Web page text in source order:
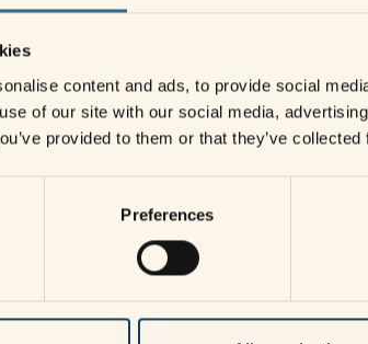
content and ads, to provide social
of our site with our social media,
provided to them or that they’ve
Preferences
En
till en styrelse där det,
från näringslivet.
besöksmål och vara en
bolag som man inte kan göra i
beskrivs det med att
att hjälpa näringen på nya
besöksnäringen att stå sig stark